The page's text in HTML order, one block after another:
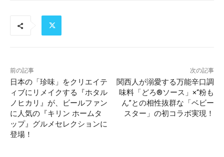
前の記事
日本の「珍味」をクリエイテ
ィブにリメイクする『ホタル
ノヒカリ』が、ビールファン
に人気の『キリン ホームタ
ップ』グルメセレクションに
登場！
次の記事
関西人が溺愛する万能辛口調
味料「どろ®ソース」×“粉も
ん”との相性抜群な「ベビー
スター」の初コラボ実現！